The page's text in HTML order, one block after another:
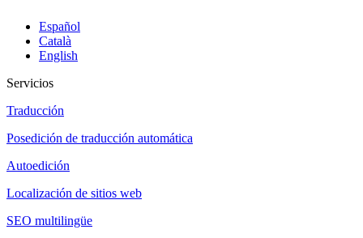
Español
Català
English
Servicios
Traducción
Posedición de traducción automática
Autoedición
Localización de sitios web
SEO multilingüe